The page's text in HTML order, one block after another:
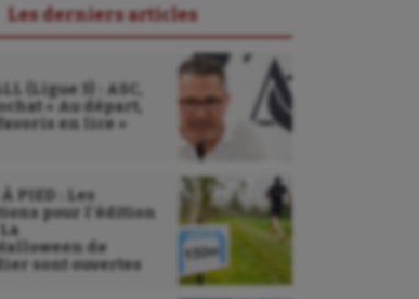
Les derniers articles
(Ligue 3) : ASC,
« Au départ,
favoris en lice »
À PIED : Les
pour l’édition
de
sont ouvertes